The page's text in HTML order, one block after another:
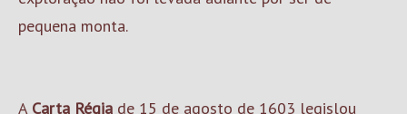
pequena monta.
A Carta Régia de 15 de agosto de 1603 legislou